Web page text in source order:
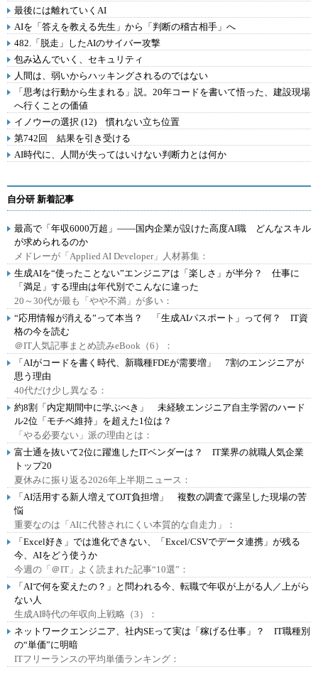
最後には離れていくAI
AIを「答えを教える先生」から「判断の稽古相手」へ
482.「脱走」したAIのサイバー攻撃
包み込んでいく、セキュリティ
人間は、弱いからハッキングされるのではない
「思考は行動から生まれる」説。20年コードを書いて悟った、建設現場
へ行くことの価値
イノウーの選択 (12) 慣れない立ち位置
第742回 結果を引き受ける
AI時代に、人間が失ってはいけない判断力とは何か
自分研 新着記事
最高で「年収6000万超」――国内企業が設けた高度AI職 どんなスキル
が求められるのか
メドレーが「Applied AI Developer」人材募集：
生成AIを“使ったことない”エンジニアは「楽しさ」が半分？ 仕事に
「満足」する理由は年代別でこんなに違った
20～30代が最も「やや不満」が多い：
“応用情報が消える”って本当？ 「生成AIパスポート」って何？ IT資
格の今を読む
＠IT人気記事まとめ読みeBook（6）：
「AIがコードを書く時代、新職種FDEが需要増」 7割のエンジニアが
思う理由
40代だけ少し異なる：
約8割「内定期間中に学ぶべき」 未経験エンジニア自主学習のハード
ル2位「モチベ維持」を超えた1位は？
「やる必要ない」派の理由とは：
富士通を抜いて2位に躍進したITベンダーは？ IT業界の就職人気企業
トップ20
夏休みに振り返る2026年上半期ニュース：
「AI活用する新人増えてOJT負担増」 複数の調査で露呈した現場の苦
悩
重要なのは「AIに代替されにくい本質的な自走力」：
「Excel好き」では進化できない、「Excel/CSVでデータ連携」が残る
今、AIをどう使うか
今週の「＠IT」よく読まれた記事“10選”：
「AIで何を変えたの？」と問われる今、転職で年収が上がる人／上がら
ない人
生成AI時代の年収向上戦略（3）：
ネットワークエンジニア、社内SEって実は「稼げる仕事」？ IT職種別
の“単価”に明暗
ITフリーランスの平均単価ランキング：